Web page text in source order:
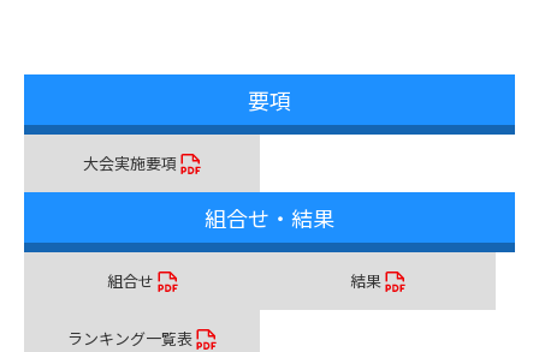
要項
大会実施要項
組合せ・結果
組合せ 結果
ランキング一覧表